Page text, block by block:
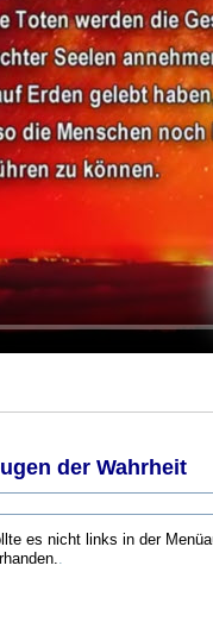
der Wahrheit
es nicht links in der